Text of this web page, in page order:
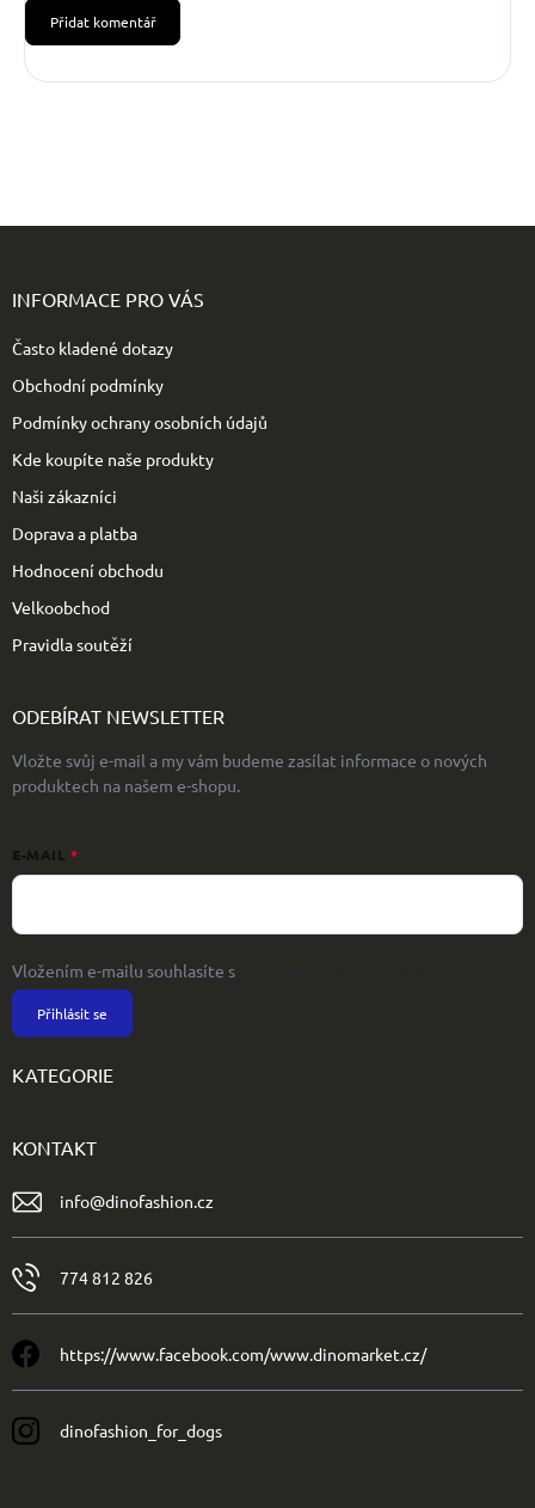
Přidat komentář
INFORMACE PRO VÁS
Často kladené dotazy
Obchodní podmínky
Podmínky ochrany osobních údajů
Kde koupíte naše produkty
Naši zákazníci
Doprava a platba
Hodnocení obchodu
Velkoobchod
Pravidla soutěží
ODEBÍRAT NEWSLETTER
Vložte svůj e-mail a my vám budeme zasílat informace o nových
produktech na našem e-shopu.
E-MAIL
Vložením e-mailu souhlasíte s
Přihlásit se
KATEGORIE
KONTAKT
info@dinofashion.cz
774 812 826
https://www.facebook.com/www.dinomarket.cz/
dinofashion_for_dogs